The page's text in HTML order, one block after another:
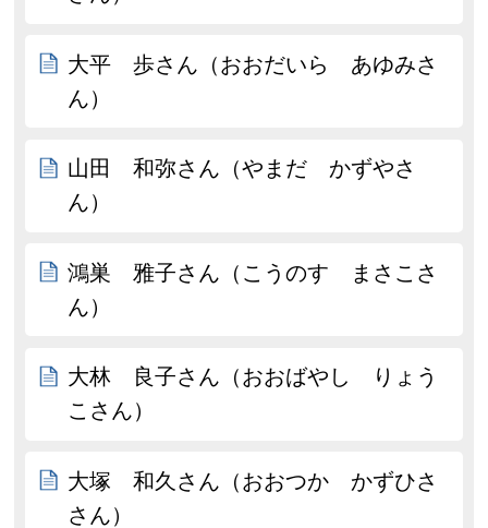
大平 歩さん（おおだいら あゆみさ
ん）
山田 和弥さん（やまだ かずやさ
ん）
鴻巣 雅子さん（こうのす まさこさ
ん）
大林 良子さん（おおばやし りょう
こさん）
大塚 和久さん（おおつか かずひさ
さん）